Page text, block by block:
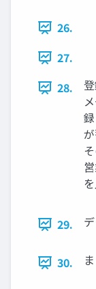
26.
27.
28.
29.
30.